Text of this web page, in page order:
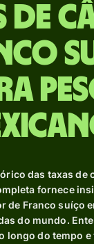
de
das taxas de
fornece
de Franco suíço
do mundo.
longo do tempo e